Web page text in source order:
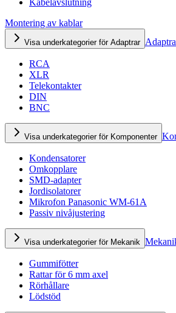
Kabelavslutning
Montering av kablar
Visa underkategorier för Adaptrar
RCA
XLR
Telekontakter
DIN
BNC
Visa underkategorier för Komponenter
Kondensatorer
Omkopplare
SMD-adapter
Jordisolatorer
Mikrofon Panasonic WM-61A
Passiv nivåjustering
Visa underkategorier för Mekanik
Gummifötter
Rattar för 6 mm axel
Rörhållare
Lödstöd